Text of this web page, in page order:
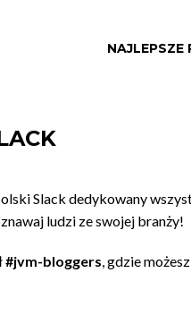
NAJLEPSZE
Slack dedykowany
ludzi ze swojej branży!
#jvm-bloggers, gdzie